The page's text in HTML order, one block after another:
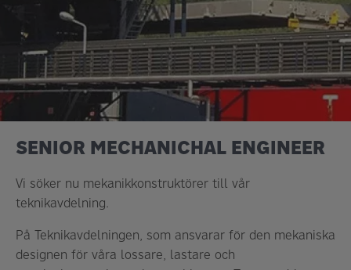
SENIOR MECHANICHAL ENGINEER
Vi söker nu mekanikkonstruktörer till vår
teknikavdelning.
På Teknikavdelningen, som ansvarar för den mekaniska
designen för våra lossare, lastare och